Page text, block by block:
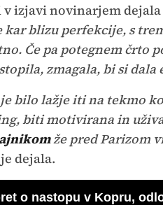
v izjavi novinarjem
kar blizu perfekcije, s
Če pa potegnem črto
zmagala, bi si dala
bilo lažje iti na tekmo
biti motivirana in
že pred Parizom
dejala.
o nastopu v Kopru,